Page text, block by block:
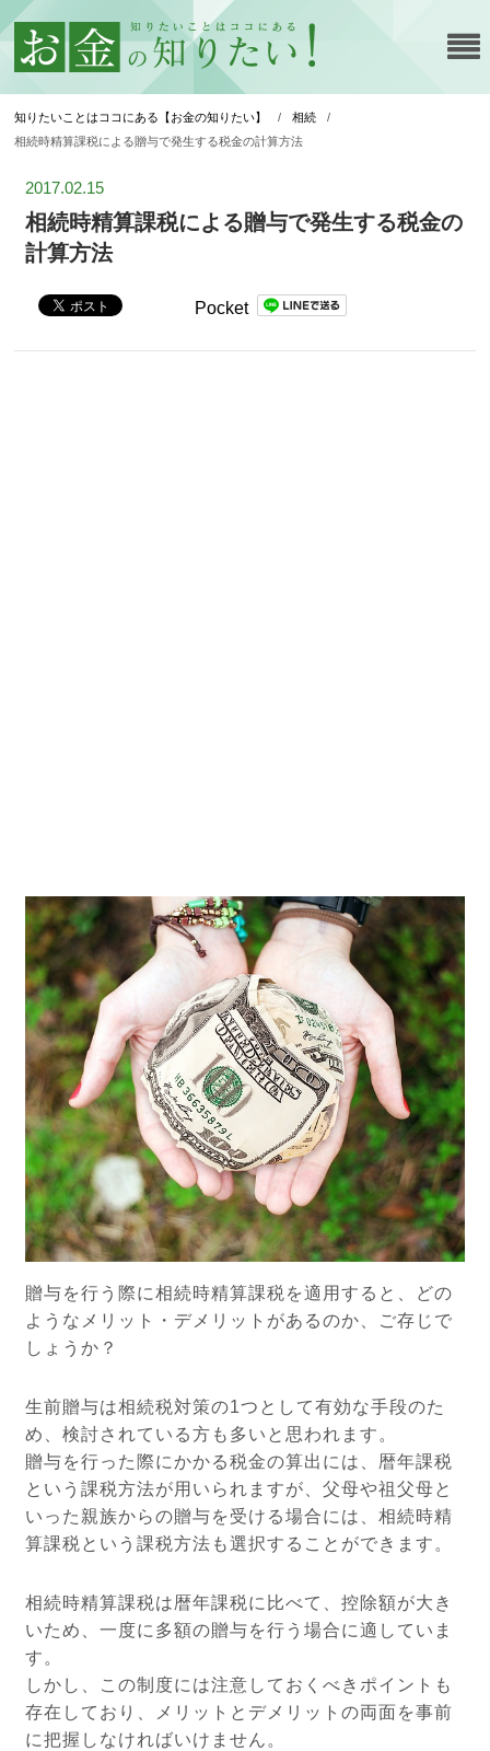
知りたいことはココにある【お金の知りたい】 / 相続
/
相続時精算課税による贈与で発生する税金の計算方法
2017.02.15
相続時精算課税による贈与で発生する税金の
計算方法
Pocket
贈与を行う際に相続時精算課税を適用すると、どの
ようなメリット・デメリットがあるのか、ご存じで
しょうか？
生前贈与は相続税対策の1つとして有効な手段のた
め、検討されている方も多いと思われます。
贈与を行った際にかかる税金の算出には、暦年課税
という課税方法が用いられますが、父母や祖父母と
いった親族からの贈与を受ける場合には、相続時精
算課税という課税方法も選択することができます。
相続時精算課税は暦年課税に比べて、控除額が大き
いため、一度に多額の贈与を行う場合に適していま
す。
しかし、この制度には注意しておくべきポイントも
存在しており、メリットとデメリットの両面を事前
に把握しなければいけません。